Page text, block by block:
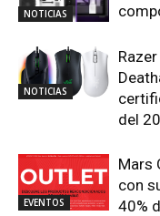
NOTICIAS
NOTICIAS
del
EVENTOS
Mars
con
40%